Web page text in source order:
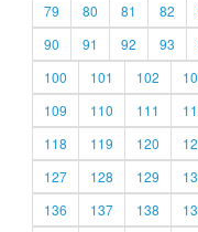
79
80 81 82
90
91 92 93
100
101 102
109
110 111
118
119 120
127
128 129
136
137 138